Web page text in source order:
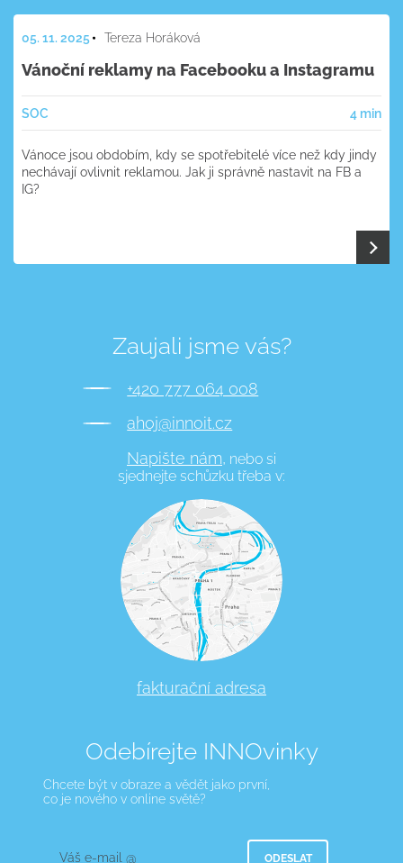
05. 11. 2025 Tereza Horáková
Vánoční reklamy na Facebooku a Instagramu
SOC 4 min
Vánoce jsou obdobím, kdy se spotřebitelé více než kdy jindy
nechávají ovlivnit reklamou. Jak ji správně nastavit na FB a
IG?
Zaujali jsme vás?
+420 777 064 008
ahoj@innoit.cz
Napište nám, nebo si
sjednejte schůzku třeba v:
fakturační adresa
Odebírejte INNOvinky
Chcete být v obraze a vědět jako první,
co je nového v online světě?
Váš e-mail @ ODESLAT